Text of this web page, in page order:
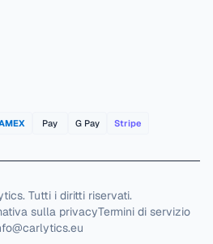
Pay G Pay Stripe
. Tutti i diritti riservati.
sulla privacyTermini di servizio